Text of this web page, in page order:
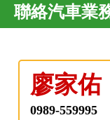
聯絡汽車業
廖家佑
0989-559995